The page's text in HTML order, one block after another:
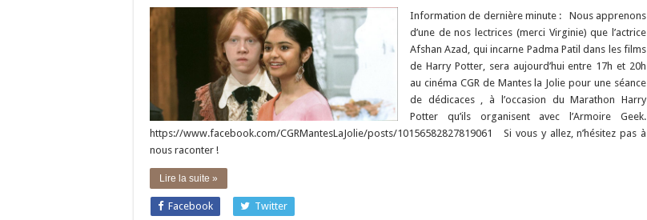
Information de dernière minute : Nous apprenons
d’une de nos lectrices (merci Virginie) que l’actrice
Afshan Azad, qui incarne Padma Patil dans les films
de Harry Potter, sera aujourd’hui entre 17h et 20h
au cinéma CGR de Mantes la Jolie pour une séance
de dédicaces , à l’occasion du Marathon Harry
Potter qu’ils organisent avec l’Armoire Geek.
https://www.facebook.com/CGRMantesLaJolie/posts/10156582827819061 Si vous y allez, n’hésitez pas à
nous raconter !
Lire la suite »
Facebook Twitter